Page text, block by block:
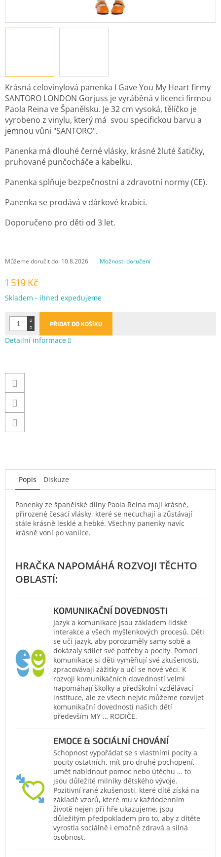
1 519 Kč
Měrná
Skladem - ihned expedujeme
Můžeme doručit do: 10.8.2026 Možnosti doručení
PŘIDAT DO KOŠÍKU
Krásná celovinylová panenka I Gave You My Heart firmy
SANTORO LONDON Gorjuss je vyráběná v licenci firmou
Paola Reina ve Španělsku. Je 32 cm vysoká, tělíčko je
vyrobeno z vinylu, který má svou specifickou barvu a
jemnou vůni "SANTORO".
Panenka má dlouhé černé vlásky, krásné žluté šatičky,
pruhované punčocháče a kabelku.
Panenka splňuje bezpečnostní a zdravotní normy (CE).
Panenka se prodává v dárkové krabici.
Doporučeno pro děti od 3 let.
Detailní informace
Popis Diskuze
Panenky ze španělské dílny Paola Reina mají krásné,
přirozené česací vlásky, které se necuchají a zůstávají
stále krásně lesklé a hebké. Všechny panenky navíc
krásně voní po vanilce.
KOMUNIKAČNÍ DOVEDNOSTI
Jazyk a komunikace jsou základem lidské
interakce a všech myšlenkových procesů. Děti
se učí jazyk, aby porozuměly samy sobě a
dokázaly sdílet své potřeby a pocity. Pomocí
komunikace si děti vyměňují své zkušenosti,
zpracovávají zážitky a učí se nové věci. K
rozvoji komunikačních dovedností velmi
napomáhají školky a předškolní vzdělávací
instituce, ale ze všech nejvíc můžeme rozvíjet
komunikační dovednosti našich dětí
především MY … RODIČE.
EMOCE & SOCIÁLNÍ CHOVÁNÍ
Schopnost vypořádat se s vlastními pocity a
pocity ostatních, mít pro druhé pochopení,
umět nabídnout pomoc nebo útěchu … to
jsou důležité milníky dětského vývoje.
Pozitivní rané zkušenosti, které dítě získá na
základě vzorů, které mu v každodenním
životě nejen při hře ukazujeme, jsou
důležitým předpokladem pro to, aby z dítěte
vyrostla sociálně i emočně zdravá a silná
osobnost.